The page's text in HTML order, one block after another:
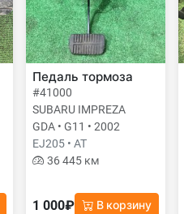
Педаль тормоза
#41000
SUBARU IMPREZA
GDA • G11 • 2002
EJ205 • AT
36 445 км
1 000₽ В корзину